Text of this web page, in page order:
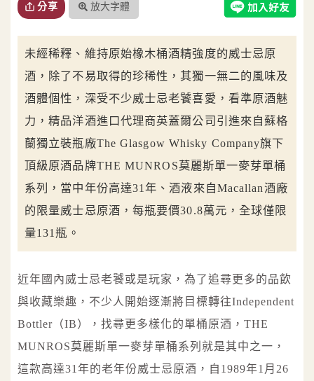
分享 放大字體
未經稀釋、維持原始橡木桶酒精強度的威士忌原
酒，除了不易取得的珍稀性，其獨一無二的風味及
酒體個性，深受不少威士忌老饕喜愛，看準原酒魅
力，精品洋酒進口代理商英蓋爾公司引進來自蘇格
蘭獨立裝瓶廠The Glasgow Whisky Company旗下
頂級原酒品牌THE MUNROS莫麗斯單一麥芽單桶
系列，當中年份高達31年、酒液來自Macallan酒廠
的限量威士忌原酒，每瓶要價30.8萬元，全球僅限
量131瓶。
近年國內威士忌老饕或是玩家，為了追尋更多的品飲
與收藏樂趣，不少人開始逐漸將目標轉往Independent
Bottler（IB），找尋更多樣化的單桶原酒，THE
MUNROS莫麗斯單一麥芽單桶系列就是其中之一，
這款高達31年的老年份威士忌原酒，自1989年1月26